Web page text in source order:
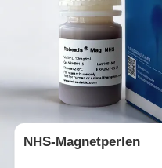
NHS-Magnetperlen